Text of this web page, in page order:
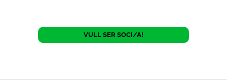
VULL SER SOCI/A!